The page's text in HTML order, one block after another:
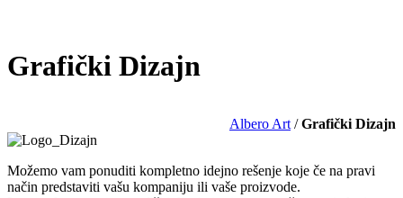
Grafički Dizajn
Albero Art /Grafički Dizajn
Možemo vam ponuditi kompletno idejno rešenje koje če na pravi
način predstaviti vašu kompaniju ili vaše proizvode.